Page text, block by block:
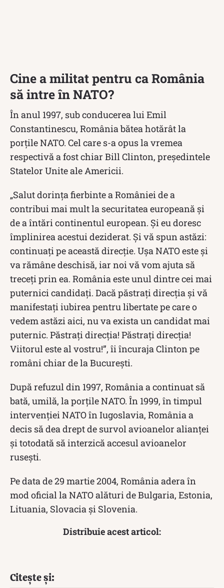
Cine a militat pentru ca România
să intre în NATO?
În anul 1997, sub conducerea lui Emil
Constantinescu, România bătea hotărât la
porțile NATO. Cel care s-a opus la vremea
respectivă a fost chiar Bill Clinton, președintele
Statelor Unite ale Americii.
„Salut dorinţa fierbinte a României de a
contribui mai mult la securitatea europeană şi
de a întări continentul european. Şi eu doresc
împlinirea acestui deziderat. Şi vă spun astăzi:
continuaţi pe această direcţie. Uşa NATO este şi
va rămâne deschisă, iar noi vă vom ajuta să
treceţi prin ea. România este unul dintre cei mai
puternici candidaţi. Dacă păstraţi direcţia şi vă
manifestaţi iubirea pentru libertate pe care o
vedem astăzi aici, nu va exista un candidat mai
puternic. Păstraţi direcţia! Păstraţi direcţia!
Viitorul este al vostru!”, îi încuraja Clinton pe
români chiar de la București.
După refuzul din 1997, România a continuat să
bată, umilă, la porțile NATO. În 1999, în timpul
intervenției NATO în Iugoslavia, România a
decis să dea drept de survol avioanelor alianței
și totodată să interzică accesul avioanelor
rusești.
Pe data de 29 martie 2004, România adera în
mod oficial la NATO alături de Bulgaria, Estonia,
Lituania, Slovacia și Slovenia.
Distribuie acest articol:
Citește și: